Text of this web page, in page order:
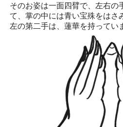
そのお姿は一面四臂で、左右の
て、掌の中には青い宝殊をはさ
左の第二手は、蓮華を持ってい